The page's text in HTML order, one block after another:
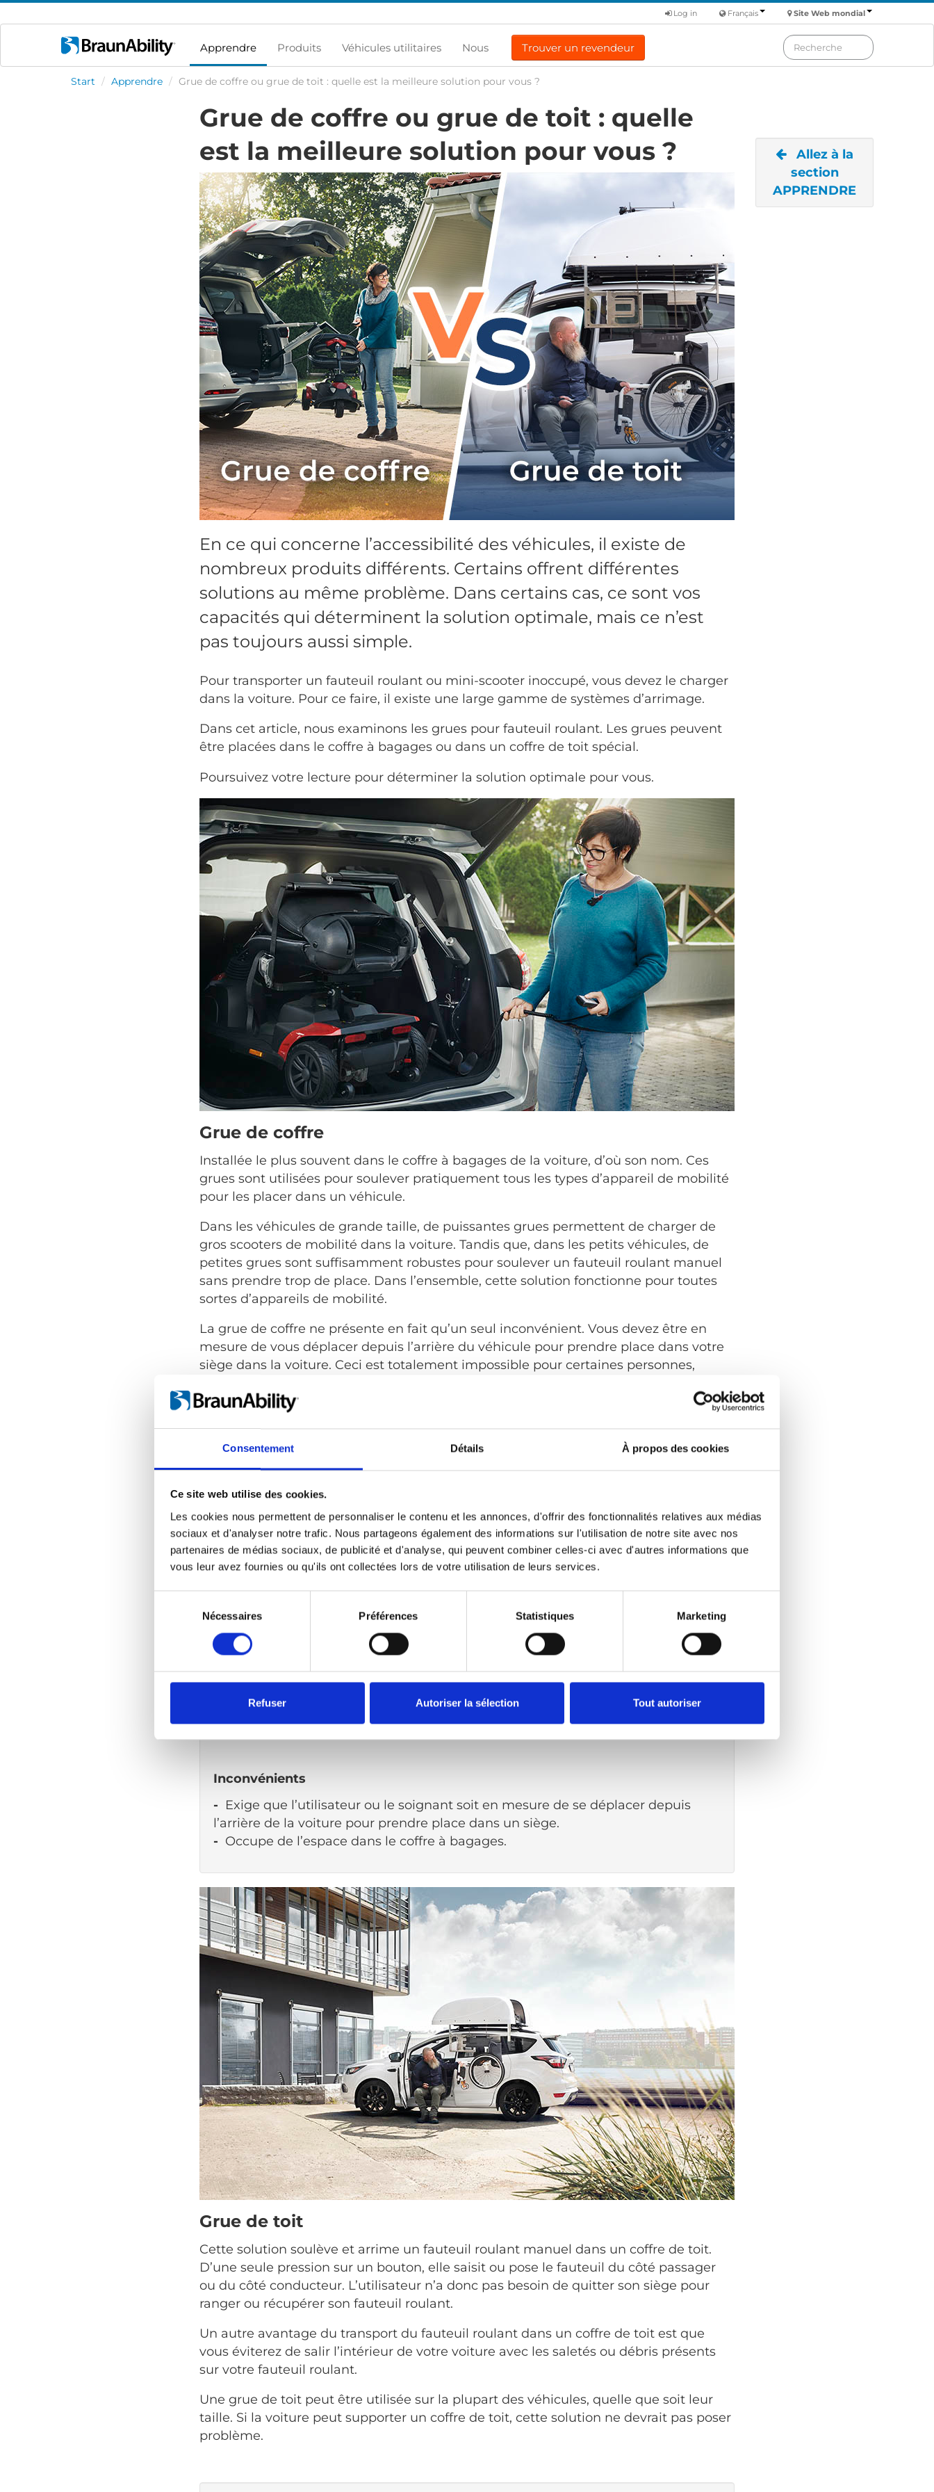
Consentement Détails À propos des cookies
Ce site web utilise des cookies.
Les cookies nous permettent de personnaliser le contenu et les annonces, d'offrir des fonctionnalités relatives aux médias
sociaux et d'analyser notre trafic. Nous partageons également des informations sur l'utilisation de notre site avec nos
partenaires de médias sociaux, de publicité et d'analyse, qui peuvent combiner celles-ci avec d'autres informations que
vous leur avez fournies ou qu'ils ont collectées lors de votre utilisation de leurs services.
consentement
Nécessaires Préférences Statistiques Marketing
Refuser Autoriser la sélection Tout autoriser
Site Web mondial
Français
Log in
Apprendre Produits Véhicules utilitaires Nous Trouver un revendeur
Start / Apprendre / Grue de coffre ou grue de toit : quelle est la meilleure solution pour vous ?
Grue de coffre ou grue de toit : quelle
est la meilleure solution pour vous ?
En ce qui concerne l’accessibilité des véhicules, il existe de
nombreux produits différents. Certains offrent différentes
solutions au même problème. Dans certains cas, ce sont vos
capacités qui déterminent la solution optimale, mais ce n’est
pas toujours aussi simple.
Pour transporter un fauteuil roulant ou mini-scooter inoccupé, vous devez le charger
dans la voiture. Pour ce faire, il existe une large gamme de systèmes d’arrimage.
Dans cet article, nous examinons les grues pour fauteuil roulant. Les grues peuvent
être placées dans le coffre à bagages ou dans un coffre de toit spécial.
Poursuivez votre lecture pour déterminer la solution optimale pour vous.
Grue de coffre
Installée le plus souvent dans le coffre à bagages de la voiture, d’où son nom. Ces
grues sont utilisées pour soulever pratiquement tous les types d’appareil de mobilité
pour les placer dans un véhicule.
Dans les véhicules de grande taille, de puissantes grues permettent de charger de
gros scooters de mobilité dans la voiture. Tandis que, dans les petits véhicules, de
petites grues sont suffisamment robustes pour soulever un fauteuil roulant manuel
sans prendre trop de place. Dans l’ensemble, cette solution fonctionne pour toutes
sortes d’appareils de mobilité.
La grue de coffre ne présente en fait qu’un seul inconvénient. Vous devez être en
mesure de vous déplacer depuis l’arrière du véhicule pour prendre place dans votre
siège dans la voiture. Ceci est totalement impossible pour certaines personnes,
voiture au besoin.
Pour les soignants, ceci ne pose pas problème. Ils peuvent aider la personne à
s’asseoir avant de charger son appareil de mobilité.
offrent différentes fonctions pour vous aider. Toutes les grues permettent un levage
motorisé, mais toutes ne disposent pas d’une rotation motorisée.
Certaines comportent des bras pliants qui vous permettent de guider avec précision
votre charge pour la positionner. D’autres ont des bras télescopiques avec une portée
Avantages
Fonctionne pour les fauteuils roulants et les scooters.
+Convient aux véhicules de petite et grande taille.
Inconvénients
- Exige que l’utilisateur ou le soignant soit en mesure de se déplacer depuis
l’arrière de la voiture pour prendre place dans un siège.
- Occupe de l’espace dans le coffre à bagages.
Grue de toit
Cette solution soulève et arrime un fauteuil roulant manuel dans un coffre de toit.
D’une seule pression sur un bouton, elle saisit ou pose le fauteuil du côté passager
ou du côté conducteur. L’utilisateur n’a donc pas besoin de quitter son siège pour
ranger ou récupérer son fauteuil roulant.
Un autre avantage du transport du fauteuil roulant dans un coffre de toit est que
vous éviterez de salir l’intérieur de votre voiture avec les saletés ou débris présents
sur votre fauteuil roulant.
Une grue de toit peut être utilisée sur la plupart des véhicules, quelle que soit leur
taille. Si la voiture peut supporter un coffre de toit, cette solution ne devrait pas poser
problème.
Allez à la
section
APPRENDRE